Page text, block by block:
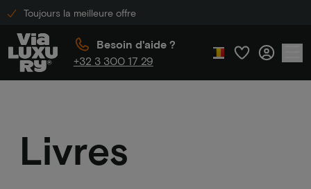
Toujours la meilleure offre
Besoin d'aide ?
+32 3 300 17 29
Livres